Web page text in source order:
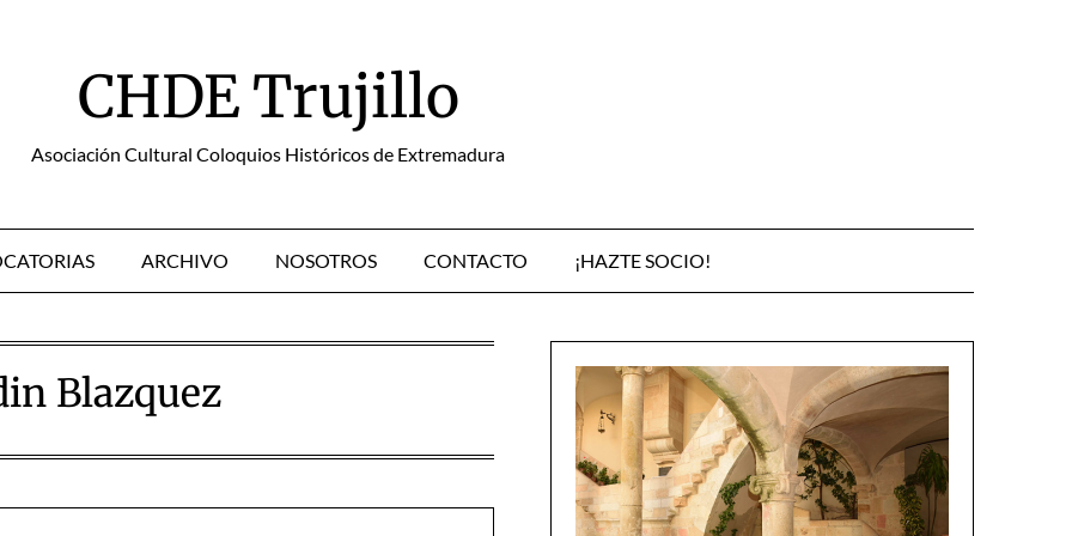
CHDE Trujillo
Asociación Cultural Coloquios Históricos de Extremadura
ARCHIVO NOSOTROS CONTACTO ¡HAZTE SOCIO!
Blazquez